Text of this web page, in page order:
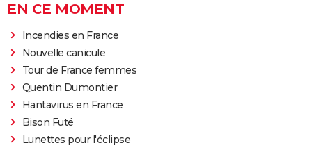
EN CE MOMENT
Incendies en France
Nouvelle canicule
Tour de France femmes
Quentin Dumontier
Hantavirus en France
Bison Futé
Lunettes pour l'éclipse